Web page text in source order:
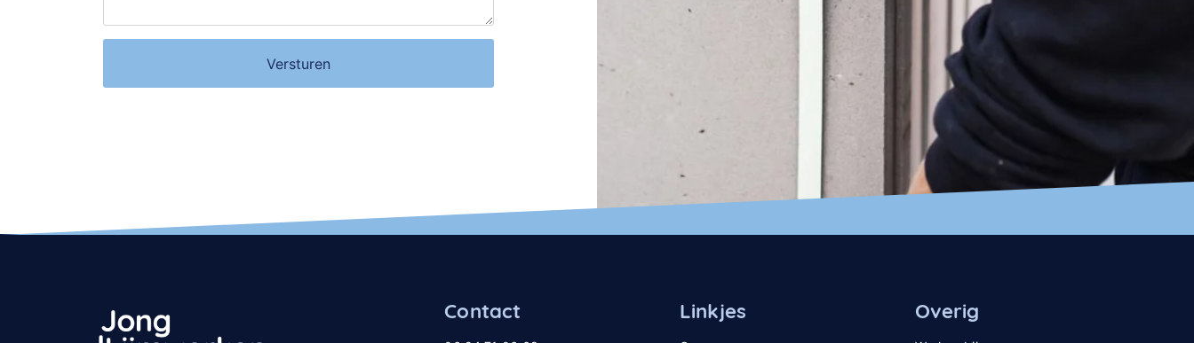
Contact Linkjes Overig